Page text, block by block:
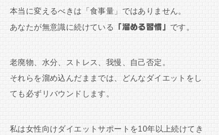
本当に変えるべきは「食事量」ではありません。
あなたが無意識に続けている
「溜める習慣」です。
老廃物、水分、ストレス、我慢、自己否定。
それらを溜め込んだままでは、どんなダイエットをし
ても必ずリバウンドします。
私は女性向けダイエットサポートを10年以上続けてき